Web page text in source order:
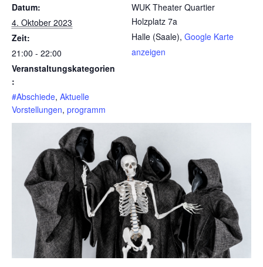
Datum:
4. Oktober 2023
Zeit:
21:00 - 22:00
Veranstaltungskategorien
:
#Abschiede, Aktuelle
Vorstellungen, programm
WUK Theater Quartier
Holzplatz 7a
Halle (Saale), Google Karte
anzeigen